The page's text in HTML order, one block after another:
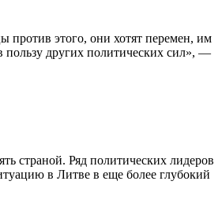
против этого, они хотят перемен, им
пользу других политических сил», —
страной. Ряд политических лидеров
в Литве в еще более глубокий